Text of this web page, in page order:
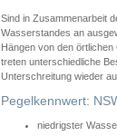
Sind in Zusammenarbeit
Wasserstandes an
Hängen von den
treten unterschiedliche
Unterschreitung wieder
Pegelkennwert:
niedrigster